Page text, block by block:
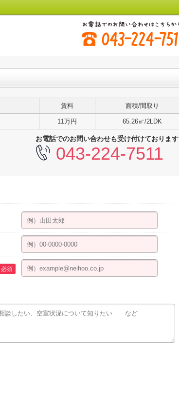
賃料 面積/間取り
11万円 65.26㎡/2LDK
お電話でのお問い合わせも受け付けております
043-224-7511
必須